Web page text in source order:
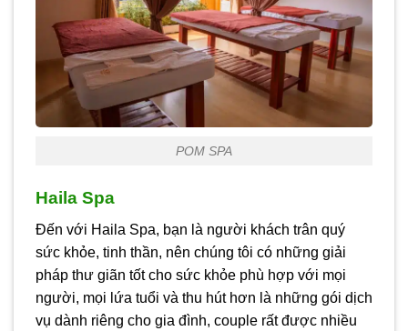
POM SPA
Haila Spa
Đến với Haila Spa, bạn là người khách trân quý
sức khỏe, tinh thần, nên chúng tôi có những giải
pháp thư giãn tốt cho sức khỏe phù hợp với mọi
người, mọi lứa tuổi và thu hút hơn là những gói dịch
vụ dành riêng cho gia đình, couple rất được nhiều